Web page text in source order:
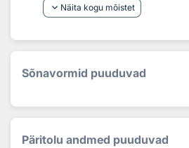
keyboard_arrow_down Näita kogu mõistet
Sõnavormid puuduvad
Päritolu andmed puuduvad